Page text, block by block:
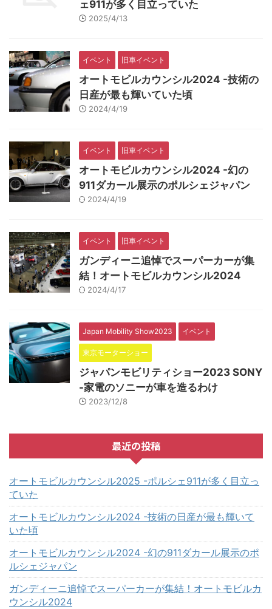
ェ911が多く目立っていた
2025/4/13
イベント 旧車イベント
オートモビルカウンシル2024 -技術の
日産が最も輝いていた頃
2024/4/19
イベント 旧車イベント
オートモビルカウンシル2024 -幻の
911ダカール展示のポルシェジャパン
2024/4/19
イベント 旧車イベント
ガンディーニ追悼でスーパーカーが集
結！オートモビルカウンシル2024
2024/4/17
Japan Mobility Show2023 イベント
東京モーターショー
ジャパンモビリティショー2023 SONY
-家電のソニーが車を造るわけ
2023/12/8
最近の投稿
オートモビルカウンシル2025 -ポルシェ911が多く目立っ
ていた
オートモビルカウンシル2024 -技術の日産が最も輝いて
いた頃
オートモビルカウンシル2024 -幻の911ダカール展示のポ
ルシェジャパン
ガンディーニ追悼でスーパーカーが集結！オートモビルカ
ウンシル2024